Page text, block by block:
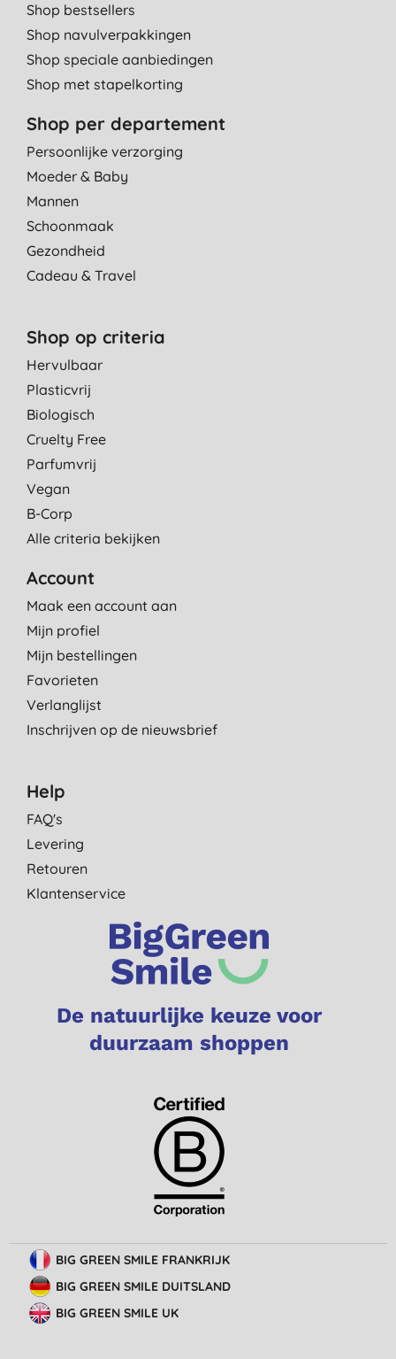
Shop bestsellers
Shop navulverpakkingen
Shop speciale aanbiedingen
Shop met stapelkorting
Shop per departement
Persoonlijke verzorging
Moeder & Baby
Mannen
Schoonmaak
Gezondheid
Cadeau & Travel
Shop op criteria
Hervulbaar
Plasticvrij
Biologisch
Cruelty Free
Parfumvrij
Vegan
B-Corp
Alle criteria bekijken
Account
Maak een account aan
Mijn profiel
Mijn bestellingen
Favorieten
Verlanglijst
Inschrijven op de nieuwsbrief
Help
FAQ's
Levering
Retouren
Klantenservice
De natuurlijke keuze voor
duurzaam shoppen
BIG GREEN SMILE FRANKRIJK
BIG GREEN SMILE DUITSLAND
BIG GREEN SMILE UK